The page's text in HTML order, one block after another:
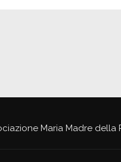
Maria Madre della